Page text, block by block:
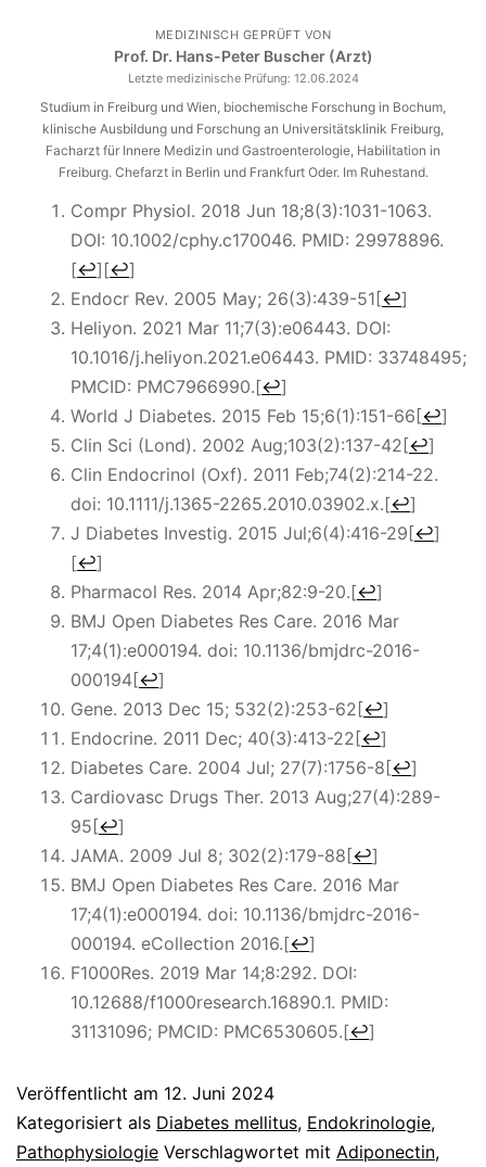
MEDIZINISCH GEPRÜFT VON
Prof. Dr. Hans-Peter Buscher (Arzt)
Letzte medizinische Prüfung: 12.06.2024
Studium in Freiburg und Wien, biochemische Forschung in Bochum,
klinische Ausbildung und Forschung an Universitätsklinik Freiburg,
Facharzt für Innere Medizin und Gastroenterologie, Habilitation in
Freiburg. Chefarzt in Berlin und Frankfurt Oder. Im Ruhestand.
Compr Physiol. 2018 Jun 18;8(3):1031-1063.
DOI: 10.1002/cphy.c170046. PMID: 29978896.
[↩] [↩]
Endocr Rev. 2005 May; 26(3):439-51[↩]
Heliyon. 2021 Mar 11;7(3):e06443. DOI:
10.1016/j.heliyon.2021.e06443. PMID: 33748495;
PMCID: PMC7966990.[↩]
World J Diabetes. 2015 Feb 15;6(1):151-66[↩]
Clin Sci (Lond). 2002 Aug;103(2):137-42[↩]
Clin Endocrinol (Oxf). 2011 Feb;74(2):214-22.
doi: 10.1111/j.1365-2265.2010.03902.x.[↩]
J Diabetes Investig. 2015 Jul;6(4):416-29[↩]
[↩]
Pharmacol Res. 2014 Apr;82:9-20.[↩]
BMJ Open Diabetes Res Care. 2016 Mar
17;4(1):e000194. doi: 10.1136/bmjdrc-2016-
000194[↩]
Gene. 2013 Dec 15; 532(2):253-62[↩]
Endocrine. 2011 Dec; 40(3):413-22[↩]
Diabetes Care. 2004 Jul; 27(7):1756-8[↩]
Cardiovasc Drugs Ther. 2013 Aug;27(4):289-
95[↩]
JAMA. 2009 Jul 8; 302(2):179-88[↩]
BMJ Open Diabetes Res Care. 2016 Mar
17;4(1):e000194. doi: 10.1136/bmjdrc-2016-
000194. eCollection 2016.[↩]
F1000Res. 2019 Mar 14;8:292. DOI:
10.12688/f1000research.16890.1. PMID:
31131096; PMCID: PMC6530605.[↩]
Veröffentlicht am 12. Juni 2024
Kategorisiert als Diabetes mellitus, Endokrinologie,
Pathophysiologie Verschlagwortet mit Adiponectin,